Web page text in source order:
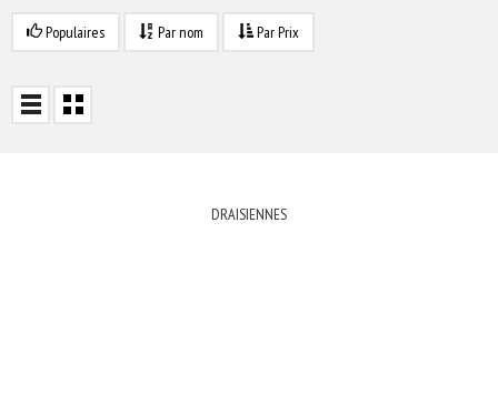
Populaires Par nom Par Prix
DRAISIENNES